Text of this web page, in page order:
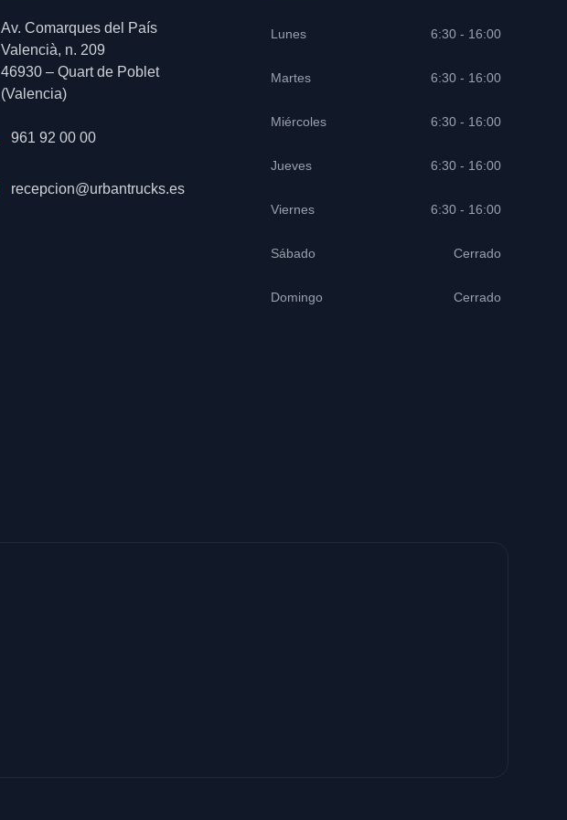
Av. Comarques del País
Valencià, n. 209
46930 – Quart de Poblet
(Valencia)
961 92 00 00
recepcion@urbantrucks.es
Lunes 6:30 - 16:00
Martes 6:30 - 16:00
Miércoles 6:30 - 16:00
Jueves 6:30 - 16:00
Viernes 6:30 - 16:00
Sábado Cerrado
Domingo Cerrado